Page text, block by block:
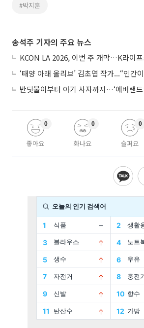
#박지훈
송석주 기자의 주요 뉴스
좋아요
0
화나요
0
슬퍼요
0